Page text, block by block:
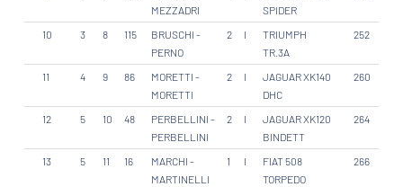
MEZZADRI
SPIDER
10 3 8 115
BRUSCHI -
PERNO
2 I
TRIUMPH
TR.3A
252
11 4 9 86
MORETTI -
MORETTI
2 I
JAGUAR XK140
DHC
260
12 5 10 48
PERBELLINI -
PERBELLINI
2 I
JAGUAR XK120
BINDETT
264
13 5 11 16
MARCHI -
MARTINELLI
1 I
FIAT 508
TORPEDO
266